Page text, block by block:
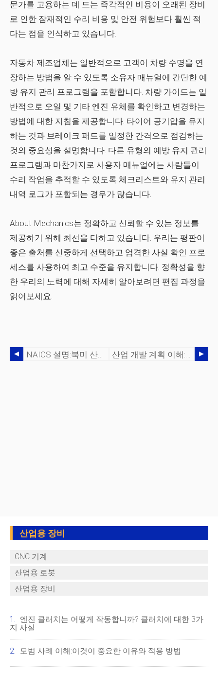
문가를 고용하는 데 드는 즉각적인 비용이 오래된 장비
로 인한 잠재적인 수리 비용 및 안전 위험보다 훨씬 적
다는 점을 인식하고 있습니다.
자동차 제조업체는 일반적으로 고객이 차량 수명을 연
장하는 방법을 알 수 있도록 소유자 매뉴얼에 간단한 예
방 유지 관리 프로그램을 포함합니다. 차량 가이드는 일
반적으로 오일 및 기타 엔진 유체를 확인하고 변경하는
방법에 대한 지침을 제공합니다. 타이어 공기압을 유지
하는 것과 브레이크 패드를 일정한 간격으로 점검하는
것의 중요성을 설명합니다. 다른 유형의 예방 유지 관리
프로그램과 마찬가지로 사용자 매뉴얼에는 사람들이
수리 작업을 추적할 수 있도록 체크리스트와 유지 관리
내역 로그가 포함되는 경우가 많습니다.
About Mechanics는 정확하고 신뢰할 수 있는 정보를
제공하기 위해 최선을 다하고 있습니다. 우리는 평판이
좋은 출처를 신중하게 선택하고 엄격한 사실 확인 프로
세스를 사용하여 최고 수준을 유지합니다. 정확성을 향
한 우리의 노력에 대해 자세히 알아보려면 편집 과정을
읽어보세요.
NAICS 설명:북미 산업 분류 시스템이 비즈니스 및 통계를 형성하는 방법 산업 개발 계획 이해:목적, 프로세스 및 영향
산업용 장비
CNC 기계
산업용 로봇
산업용 장비
엔진 클러치는 어떻게 작동합니까? 클러치에 대한 3가
지 사실
모범 사례 이해:이것이 중요한 이유와 적용 방법